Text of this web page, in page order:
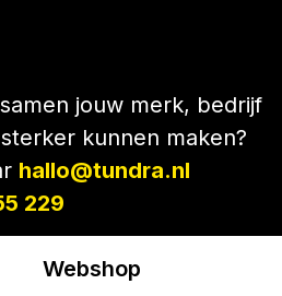
jouw merk, bedrijf
kunnen maken?
hallo@tundra.nl
229
Webshop